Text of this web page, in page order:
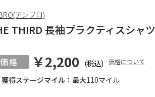
獲得ステージマイル：最大110マイル
THIRD 長袖プラクティスシャツ
￥2,200 (税込) 価格について
アンブロ)